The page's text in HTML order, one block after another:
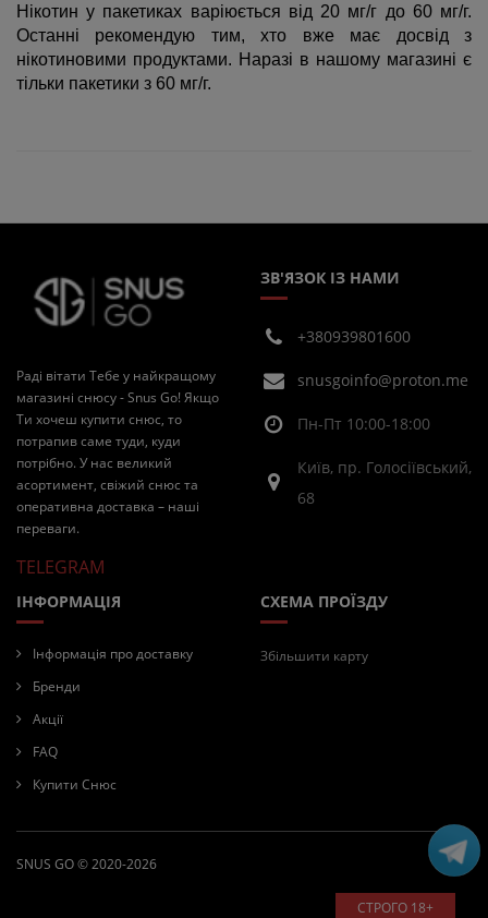
Нікотин у пакетиках варіюється від 20 мг/г до 60 мг/г.
Останні рекомендую тим, хто вже має досвід з
нікотиновими продуктами. Наразі в нашому магазині є
тільки пакетики з 60 мг/г.
Раді вітати Тебе у найкращому
магазині снюсу - Snus Go! Якщо
Ти хочеш купити снюс, то
потрапив саме туди, куди
потрібно. У нас великий
асортимент, свіжий снюс та
оперативна доставка – наші
переваги.
TELEGRAM
ЗВ'ЯЗОК ІЗ НАМИ
+380939801600
snusgoinfo@proton.me
Пн-Пт 10:00-18:00
Київ, пр. Голосіївський,
68
ІНФОРМАЦІЯ
Інформація про доставку
Бренди
Акції
FAQ
Купити Снюс
СХЕМА ПРОЇЗДУ
Збільшити карту
SNUS GO © 2020-2026
СТРОГО 18+